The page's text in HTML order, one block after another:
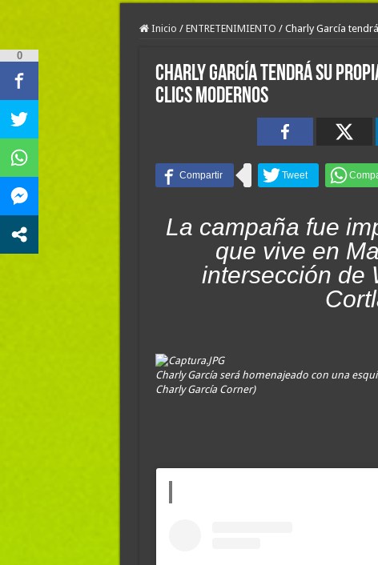
Inicio / ENTRETENIMIENTO / Charly García
Charly García tendrá su
Clics Modernos
La campaña fue
que vive en
intersección de
Charly García será homenajeado con una
Charly García Corner)
0